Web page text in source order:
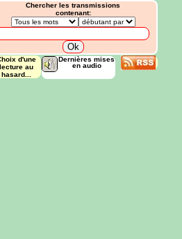
Chercher les transmissions
contenant:
d'une
lecture au
hasard...
Dernières mises
en audio